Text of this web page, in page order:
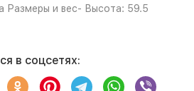
Размеры и вес- Высота: 59.5
в соцсетях: